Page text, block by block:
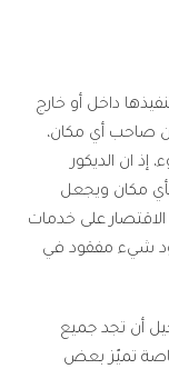
داخل أو خارج
صاحب أي مكان،
إذ ان الديكور
مكان ويجعل
على خدمات
شيء مفقود في
أن تجد جميع
تميّز بعض